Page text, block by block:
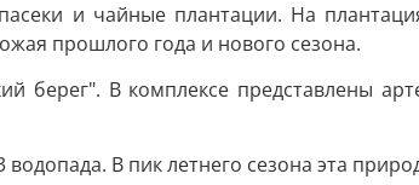
и чайные плантации. На
прошлого года и нового сезона.
берег". В комплексе представлены
В пик летнего сезона эта